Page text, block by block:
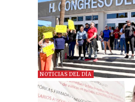
NOTICIAS DEL DÍA